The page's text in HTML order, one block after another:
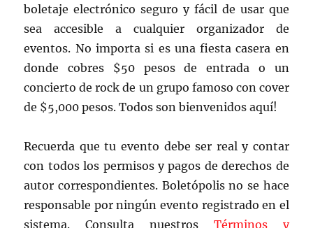
boletaje electrónico seguro y fácil de usar que
sea accesible a cualquier organizador de
eventos. No importa si es una fiesta casera en
donde cobres $50 pesos de entrada o un
concierto de rock de un grupo famoso con cover
de $5,000 pesos. Todos son bienvenidos aquí!
Recuerda que tu evento debe ser real y contar
con todos los permisos y pagos de derechos de
autor correspondientes. Boletópolis no se hace
responsable por ningún evento registrado en el
sistema. Consulta nuestros Términos y